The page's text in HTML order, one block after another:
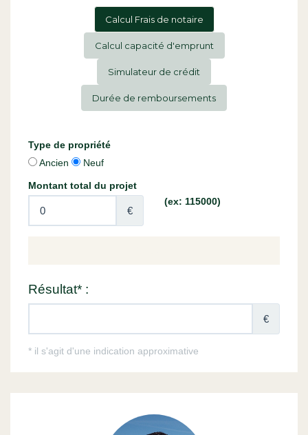
Calcul Frais de notaire
Calcul capacité d'emprunt
Simulateur de crédit
Durée de remboursements